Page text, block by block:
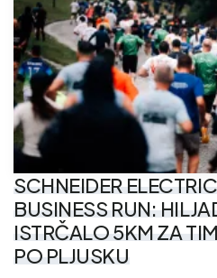
SCHNEIDER
BUSINESS RUN:
ISTRČALO 5KM ZA
PO PLJUSKU